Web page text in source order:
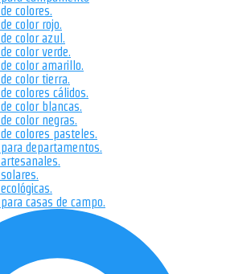
colores.
color rojo.
color azul.
color verde.
color amarillo.
color tierra.
colores cálidos.
color blancas.
color negras.
colores pasteles.
departamentos.
casas de campo.